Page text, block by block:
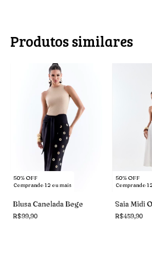
Produtos similares
50% OFF
Comprando 12 ou mais
Blusa Canelada Bege
R$99,90
50% OFF
Comprando
Saia Midi
R$459,90